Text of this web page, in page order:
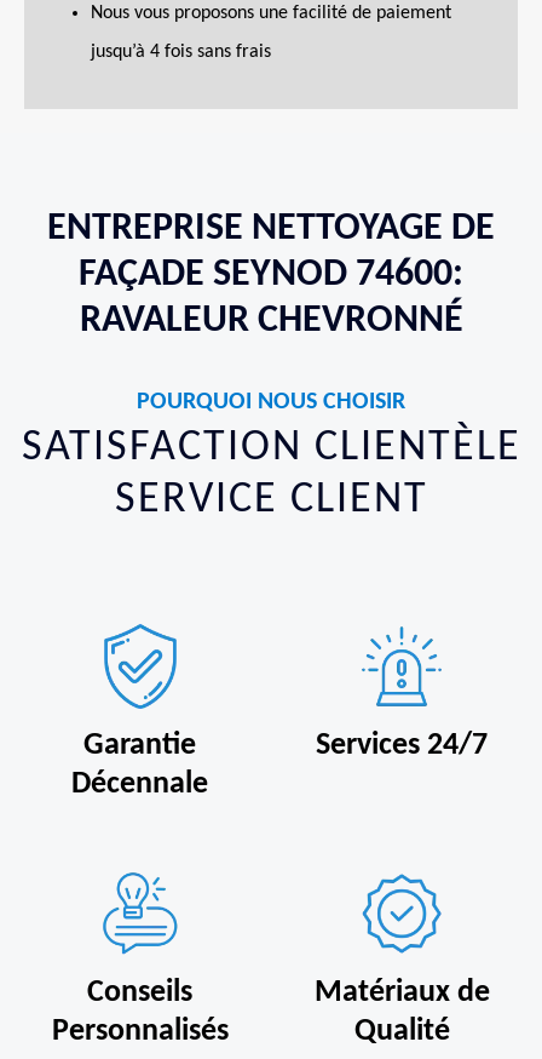
Nous vous proposons une facilité de paiement
jusqu’à 4 fois sans frais
ENTREPRISE NETTOYAGE DE
FAÇADE SEYNOD 74600:
RAVALEUR CHEVRONNÉ
POURQUOI NOUS CHOISIR
SATISFACTION CLIENTÈLE
SERVICE CLIENT
Garantie
Décennale
Services 24/7
Conseils
Personnalisés
Matériaux de
Qualité